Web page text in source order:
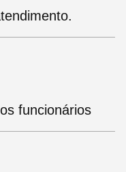
funcionários